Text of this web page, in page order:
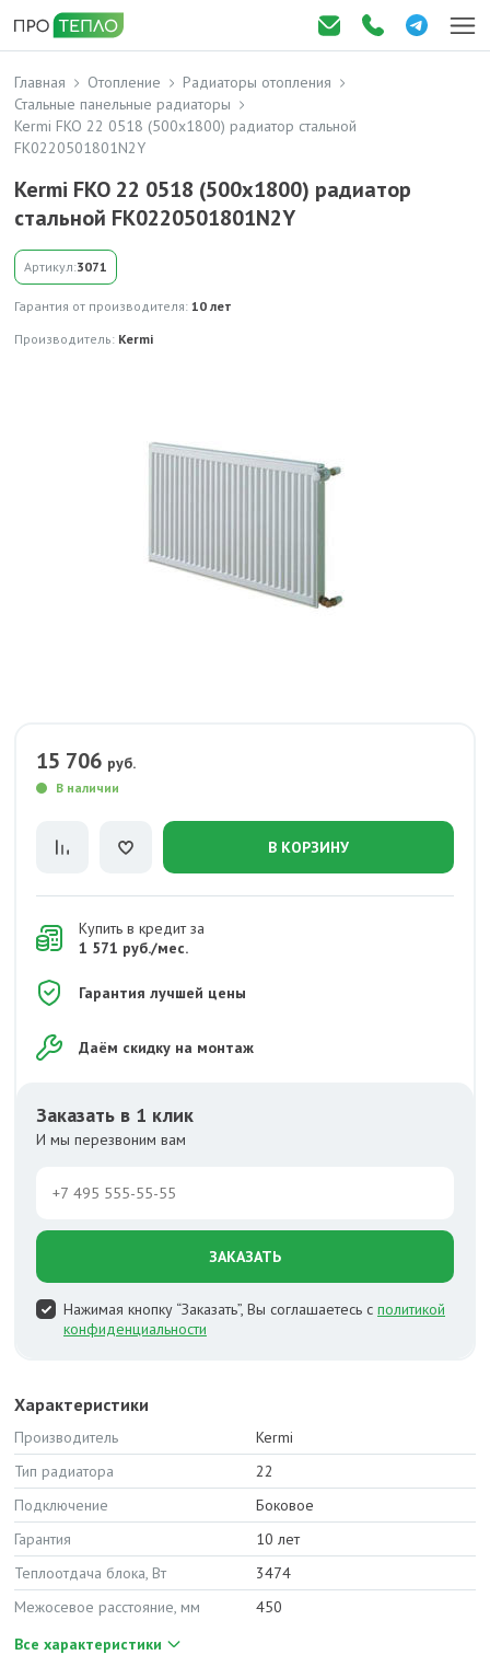
Главная Отопление
Радиаторы отопления
Стальные панельные радиаторы
Kermi FKO 22 0518 (500x1800) радиатор стальной
FK0220501801N2Y
Kermi FKO 22 0518 (500x1800) радиатор
стальной FK0220501801N2Y
Артикул:3071
Гарантия от производителя: 10 лет
Производитель: Kermi
15 706 руб.
В наличии
В КОРЗИНУ
Купить в кредит за
1 571 руб./мес.
Гарантия лучшей цены
Даём скидку на монтаж
Заказать в 1 клик
И мы перезвоним вам
ЗАКАЗАТЬ
Нажимая кнопку “Заказать”, Вы соглашаетесь с политикой
конфиденциальности
Характеристики
Производитель
Kermi
Тип радиатора
22
Подключение
Боковое
Гарантия
10 лет
Теплоотдача блока, Вт
3474
Межосевое расстояние, мм
450
Все характеристики